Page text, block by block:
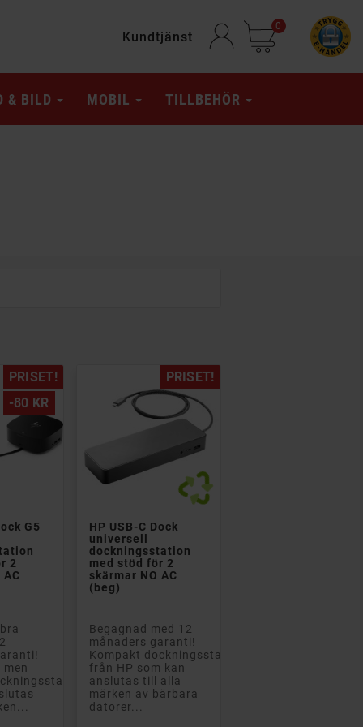
Kundtjänst
0
& BILD MOBIL TILLBEHÖR
PRISET!
-80 KR
G5
2
AC
PRISET!
HP USB-C Dock
universell
dockningsstation
med stöd för 2
skärmar NO AC
(beg)
Begagnad med 12
månaders garanti!
Kompakt dockningsstation
från HP som kan
anslutas till alla
märken av bärbara
datorer...